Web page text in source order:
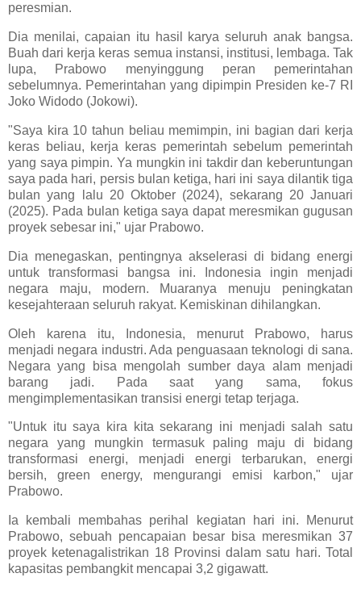
peresmian.
Dia menilai, capaian itu hasil karya seluruh anak bangsa.
Buah dari kerja keras semua instansi, institusi, lembaga. Tak
lupa, Prabowo menyinggung peran pemerintahan
sebelumnya. Pemerintahan yang dipimpin Presiden ke-7 RI
Joko Widodo (Jokowi).
"Saya kira 10 tahun beliau memimpin, ini bagian dari kerja
keras beliau, kerja keras pemerintah sebelum pemerintah
yang saya pimpin. Ya mungkin ini takdir dan keberuntungan
saya pada hari, persis bulan ketiga, hari ini saya dilantik tiga
bulan yang lalu 20 Oktober (2024), sekarang 20 Januari
(2025). Pada bulan ketiga saya dapat meresmikan gugusan
proyek sebesar ini," ujar Prabowo.
Dia menegaskan, pentingnya akselerasi di bidang energi
untuk transformasi bangsa ini. Indonesia ingin menjadi
negara maju, modern. Muaranya menuju peningkatan
kesejahteraan seluruh rakyat. Kemiskinan dihilangkan.
Oleh karena itu, Indonesia, menurut Prabowo, harus
menjadi negara industri. Ada penguasaan teknologi di sana.
Negara yang bisa mengolah sumber daya alam menjadi
barang jadi. Pada saat yang sama, fokus
mengimplementasikan transisi energi tetap terjaga.
"Untuk itu saya kira kita sekarang ini menjadi salah satu
negara yang mungkin termasuk paling maju di bidang
transformasi energi, menjadi energi terbarukan, energi
bersih, green energy, mengurangi emisi karbon," ujar
Prabowo.
Ia kembali membahas perihal kegiatan hari ini. Menurut
Prabowo, sebuah pencapaian besar bisa meresmikan 37
proyek ketenagalistrikan 18 Provinsi dalam satu hari. Total
kapasitas pembangkit mencapai 3,2 gigawatt.